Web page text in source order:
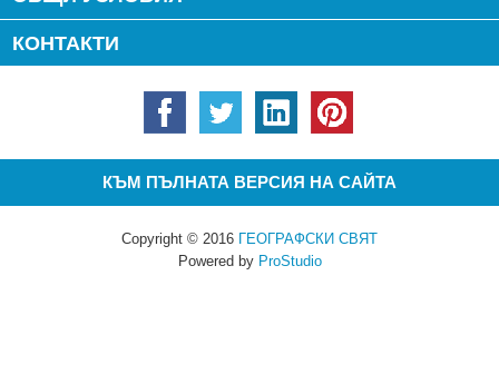
КОНТАКТИ
КЪМ ПЪЛНАТА ВЕРСИЯ НА САЙТА
Copyright © 2016 ГЕОГРАФСКИ СВЯТ
Powered by ProStudio